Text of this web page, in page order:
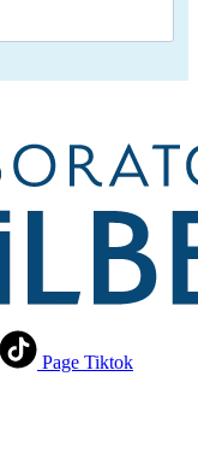
Page Tiktok